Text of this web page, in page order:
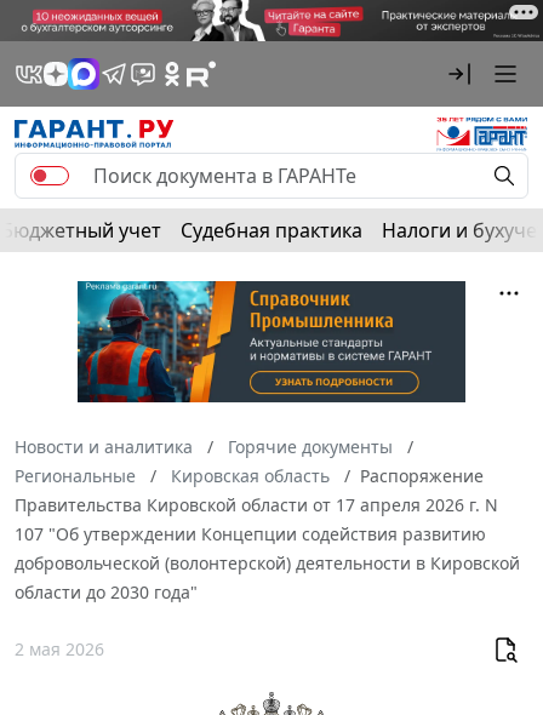
Бюджетный учет Судебная практика Налоги и
Новости и аналитика
Горячие документы
Региональные
Кировская область
Распоряжение
Правительства Кировской области от 17 апреля 2026 г. N
107 "Об утверждении Концепции содействия развитию
добровольческой (волонтерской) деятельности в Кировской
области до 2030 года"
2 мая 2026